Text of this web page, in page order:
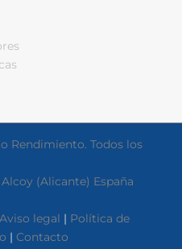
Rendimiento. Todos los
(Alicante) España
Aviso legal | Política de
| Contacto